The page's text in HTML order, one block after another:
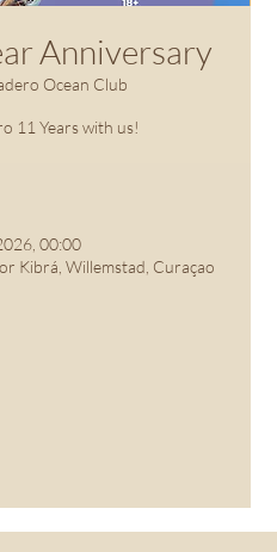
Anniversary
Ocean Club
11 Years with us!
00:00
Kibrá, Willemstad, Curaçao